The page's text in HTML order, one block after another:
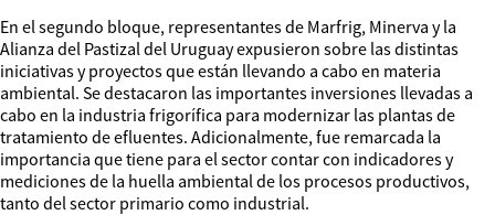
En el segundo bloque, representantes de Marfrig, Minerva y la
Alianza del Pastizal del Uruguay expusieron sobre las distintas
iniciativas y proyectos que están llevando a cabo en materia
ambiental. Se destacaron las importantes inversiones llevadas a
cabo en la industria frigorífica para modernizar las plantas de
tratamiento de efluentes. Adicionalmente, fue remarcada la
importancia que tiene para el sector contar con indicadores y
mediciones de la huella ambiental de los procesos productivos,
tanto del sector primario como industrial.